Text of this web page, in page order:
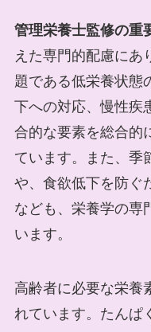
管理栄養士監修の重
えた専門的配慮にあ
題である低栄養状態
下への対応、慢性疾
合的な要素を総合的
ています。また、季
や、食欲低下を防ぐ
なども、栄養学の専
います。
高齢者に必要な栄養
れています。たんぱ